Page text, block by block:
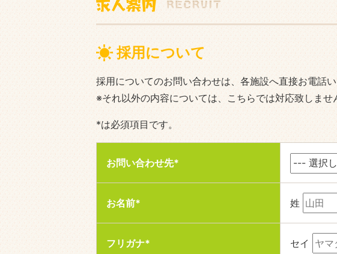
採用について
採用についてのお問い合わせは、各施設へ直接お電話
※それ以外の内容については、こちらでは対応致しませ
*は必須項目です。
お問い合わせ先*
お名前* 姓
フリガナ* セイ